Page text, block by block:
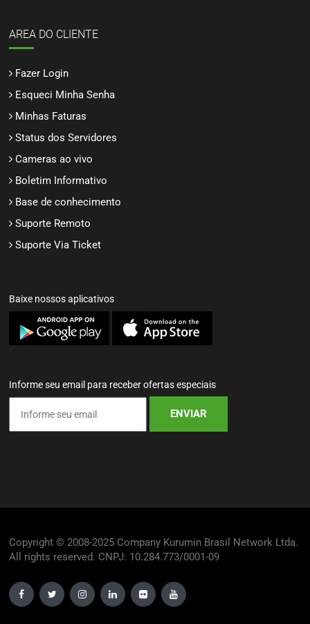
AREA DO CLIENTE
Fazer Login
Esqueci Minha Senha
Minhas Faturas
Status dos Servidores
Cameras ao vivo
Boletim Informativo
Base de conhecimento
Suporte Remoto
Suporte Via Ticket
Baixe nossos aplicativos
Informe seu email para receber ofertas especiais
Copyright © 2008-2025 Company Kurumin Brasil Network Ltda.
All rights reserved. CNPJ: 10.284.773/0001-09